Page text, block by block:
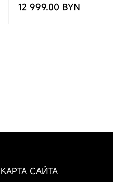
12 999.00 BYN
КАРТА САЙТА